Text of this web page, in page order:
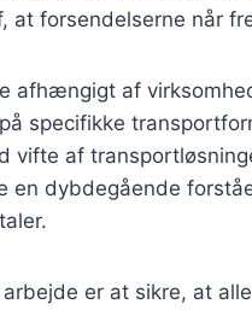
at forsendelserne når
afhængigt af
specifikke
vifte af
en dybdegående
er at sikre, at